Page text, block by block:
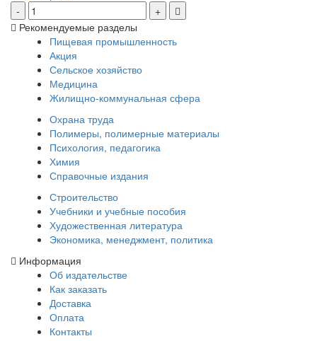
Рекомендуемые разделы
Пищевая промышленность
Акция
Сельское хозяйство
Медицина
Жилищно-коммунальная сфера
Охрана труда
Полимеры, полимерные материалы
Психология, педагогика
Химия
Справочные издания
Строительство
Учебники и учебные пособия
Художественная литература
Экономика, менеджмент, политика
Информация
Об издательстве
Как заказать
Доставка
Оплата
Контакты